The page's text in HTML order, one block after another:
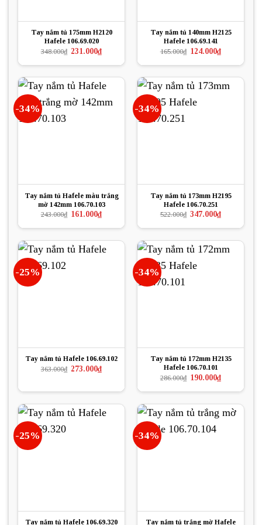
Tay nắm tủ 175mm H2120
Hafele 106.69.020
348.000₫ Giá
là:
231.000₫Giá
hiện
tại
231.000₫.
Tay nắm tủ 140mm H2125
Hafele 106.69.141
165.000₫ Giá
là:
124.000₫Giá
hiện
tại
124.000₫.
-34%
Tay nắm tủ Hafele màu trắng
mờ 142mm 106.70.103
243.000₫ Giá
là:
161.000₫Giá
hiện
tại
161.000₫.
-34%
Tay nắm tủ 173mm H2195
Hafele 106.70.251
522.000₫ Giá
là:
347.000₫Giá
hiện
tại
347.000₫.
-25%
Tay nắm tủ Hafele 106.69.102
363.000₫ Giá
273.000₫Giá
hiện
-34%
Tay nắm tủ 172mm H2135
Hafele 106.70.101
286.000₫ Giá
là:
190.000₫Giá
hiện
tại
190.000₫.
-25%
Tay nắm tủ Hafele 106.69.320
-34%
Tay nắm tủ trắng mờ Hafele